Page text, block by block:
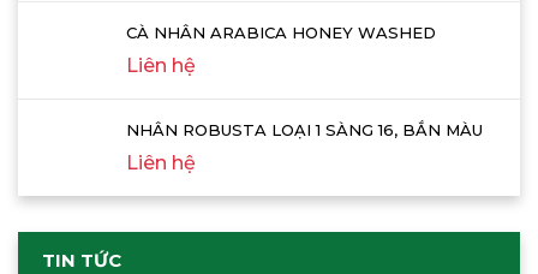
CÀ NHÂN ARABICA HONEY WASHED
Liên hệ
NHÂN ROBUSTA LOẠI 1 SÀNG 16, BẮN MÀU
Liên hệ
TIN TỨC